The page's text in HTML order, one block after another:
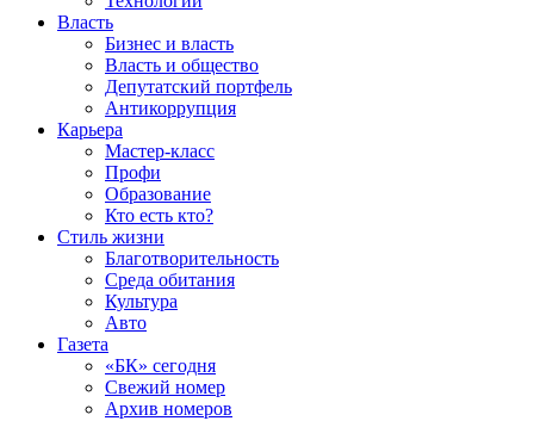
Власть
Бизнес и власть
Власть и общество
Депутатский портфель
Антикоррупция
Карьера
Мастер-класс
Профи
Образование
Кто есть кто?
Стиль жизни
Благотворительность
Среда обитания
Культура
Авто
Газета
«БК» сегодня
Свежий номер
Архив номеров